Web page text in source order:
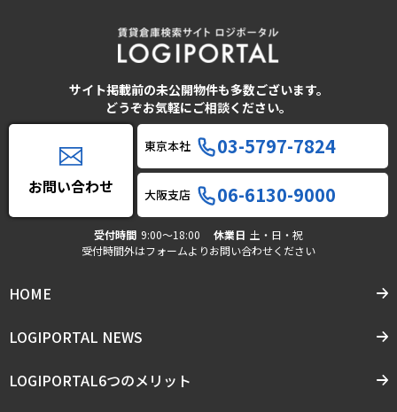
サイト掲載前の未公開物件も多数ございます。
どうぞお気軽にご相談ください。
お問い合わせ
東京本社 03-5797-7824
大阪支店 06-6130-9000
受付時間 9:00〜18:00 休業日 土・日・祝
受付時間外はフォームよりお問い合わせください
HOME
LOGIPORTAL NEWS
LOGIPORTAL6つのメリット